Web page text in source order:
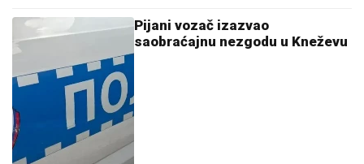
Pijani vozač izazvao
saobraćajnu nezgodu u Kneževu